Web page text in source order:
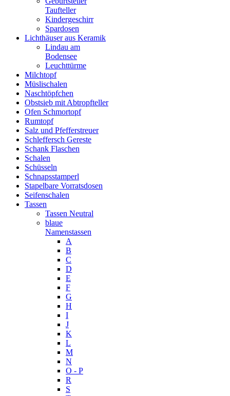
Taufteller
Kindergeschirr
Spardosen
Lichthäuser aus Keramik
Lindau am
Bodensee
Leuchttürme
Milchtopf
Müslischalen
Naschtöpfchen
Obstsieb mit Abtropfteller
Ofen Schmortopf
Rumtopf
Salz und Pfefferstreuer
Schleffersch Gereste
Schank Flaschen
Schalen
Schüsseln
Schnapsstamperl
Stapelbare Vorratsdosen
Seifenschalen
Tassen
Tassen Neutral
blaue
Namenstassen
A
B
C
D
E
F
G
H
I
J
K
L
M
N
O - P
R
S